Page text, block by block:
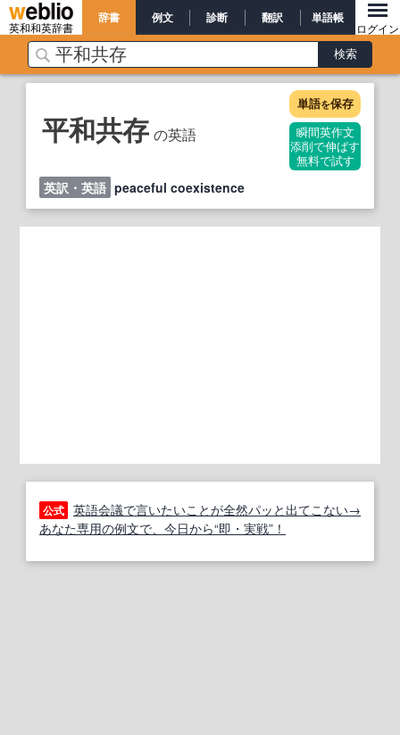
英和和英辞書
辞書 例文 診断 翻訳 単語帳
ログイン
平和共存 の英語
単語を保存
瞬間英作文
添削で伸ばす
無料で試す
英訳・英語 peaceful coexistence
公式 英語会議で言いたいことが全然パッと出てこない→
あなた専用の例文で、今日から“即・実戦”！